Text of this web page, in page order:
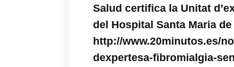
Salud certifica la Unitat
del Hospital Santa Maria
http://www.20minutos.es/
dexpertesa-fibromialgia-